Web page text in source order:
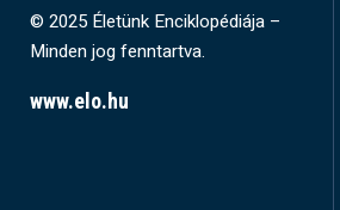
© 2025 Életünk Enciklopédiája –
Minden jog fenntartva.
www.elo.hu